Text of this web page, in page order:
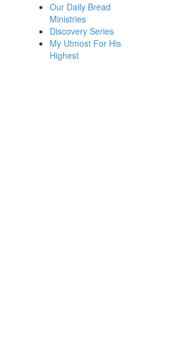
Our Daily Bread
Ministries
Discovery Series
My Utmost For His
Highest